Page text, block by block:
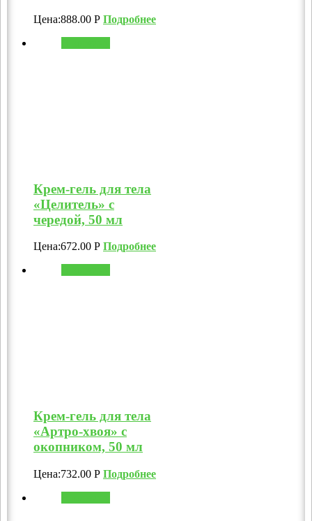
Цена:888.00 Р Подробнее
Крем-гель для тела
«Целитель» с
чередой, 50 мл
Цена:672.00 Р Подробнее
Крем-гель для тела
«Артро-хвоя» с
окопником, 50 мл
Цена:732.00 Р Подробнее